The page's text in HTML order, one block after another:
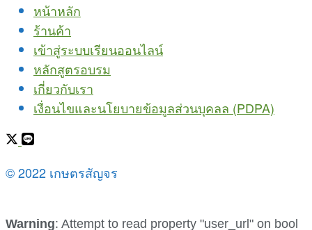
หน้าหลัก
ร้านค้า
เข้าสู่ระบบเรียนออนไลน์
หลักสูตรอบรม
เกี่ยวกับเรา
เงื่อนไขและนโยบายข้อมูลส่วนบุคลล (PDPA)
© 2022 เกษตรสัญจร
Warning: Attempt to read property "user_url" on bool